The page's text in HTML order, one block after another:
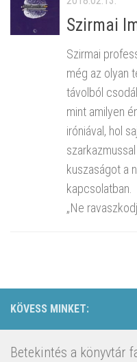
Szirmai
Szirmai
még az olyan
távolból
mint amilyen
iróniával, hol
kuszaságot a
kapcsolatban.
„Ne
KÖVESS MINKET:
Betekintés a könyvtár